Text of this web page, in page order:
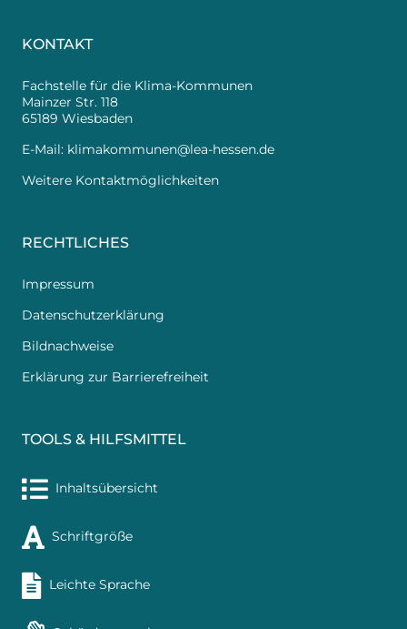
KONTAKT
Fachstelle für die Klima-Kommunen
Mainzer Str. 118
65189 Wiesbaden
E-Mail: klimakommunen@lea-hessen.de
Weitere Kontaktmöglichkeiten
RECHTLICHES
Impressum
Datenschutzerklärung
Bildnachweise
Erklärung zur Barrierefreiheit
TOOLS & HILFSMITTEL
Inhaltsübersicht
Schriftgröße
Leichte Sprache